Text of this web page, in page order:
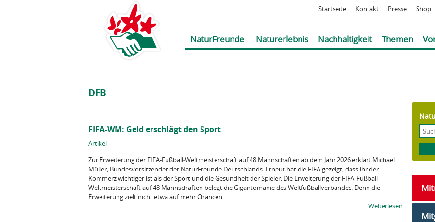
Jump to navigation
Startseite Kontakt Presse Shop
NaturFreunde Naturerlebnis Nachhaltigkeit Themen
DFB
FIFA-WM: Geld erschlägt den Sport
Artikel
Zur Erweiterung der FIFA-Fußball-Weltmeisterschaft auf 48 Mannschaften ab dem Jahr 2026 erklärt Michael
Müller, Bundesvorsitzender der NaturFreunde Deutschlands: Erneut hat die FIFA gezeigt, dass ihr der
Kommerz wichtiger ist als der Sport und die Gesundheit der Spieler. Die Erweiterung der FIFA-Fußball-
Weltmeisterschaft auf 48 Mannschaften belegt die Gigantomanie des Weltfußballverbandes. Denn die
Erweiterung zielt nicht etwa auf mehr Chancen...
Weiterlesen